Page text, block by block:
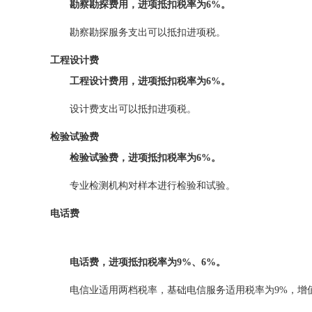
勘察勘探费用，进项抵扣税率为6%。
勘察勘探服务支出可以抵扣进项税。
工程设计费
工程设计费用，进项抵扣税率为6%。
设计费支出可以抵扣进项税。
检验试验费
检验试验费，进项抵扣税率为6%。
专业检测机构对样本进行检验和试验。
电话费
电话费，进项抵扣税率为9%、6%。
电信业适用两档税率，基础电信服务适用税率为9%，增